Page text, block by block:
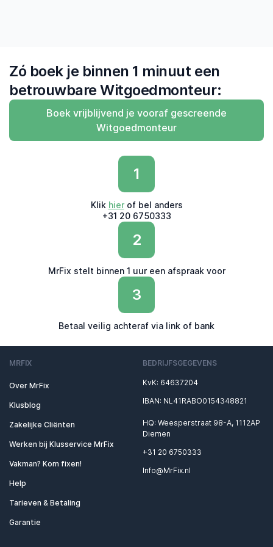
Zó boek je binnen 1 minuut een
betrouwbare Witgoedmonteur:
Boek vrijblijvend je vooraf gescreende
Witgoedmonteur
1
Klik hierof bel anders
+31 20 6750333
2
MrFix stelt binnen 1 uur een afspraak voor
3
Betaal veilig achteraf via link of bank
MRFIX
Over MrFix
Klusblog
Zakelijke Cliënten
Werken bij Klusservice MrFix
Vakman? Kom fixen!
Help
Tarieven & Betaling
Garantie
BEDRIJFSGEGEVENS
KvK: 64637204
IBAN: NL41RABO0154348821
HQ: Weesperstraat 98-A, 1112AP
Diemen
+31 20 6750333
Info@MrFix.nl